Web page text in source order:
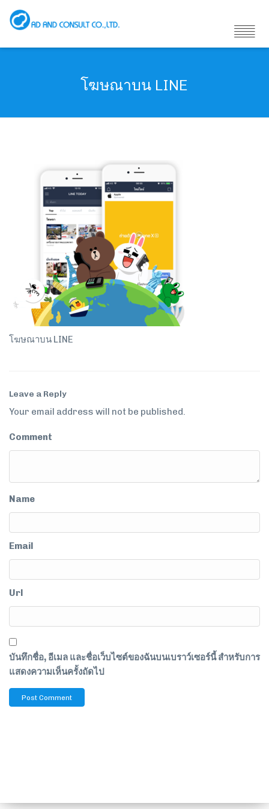
โฆษณาบน LINE
โฆษณาบน LINE
Leave a Reply
Your email address will not be published.
Comment
Name
Email
Url
บันทึกชื่อ, อีเมล และชื่อเว็บไซต์ของฉันบนเบราว์เซอร์นี้ สำหรับการ
แสดงความเห็นครั้งถัดไป